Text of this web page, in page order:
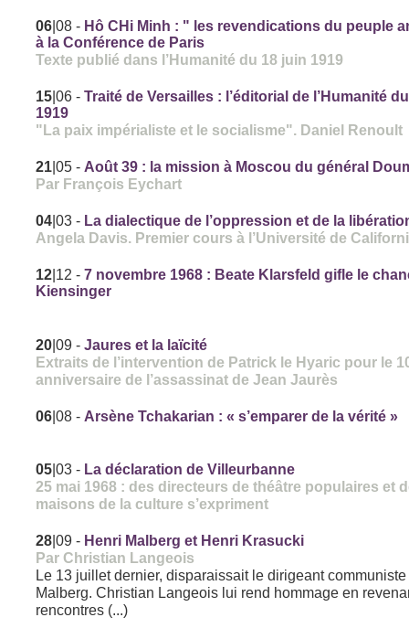
06 |08 - Hô CHi Minh : " les revendications du peuple
à la Conférence de Paris
Texte publié dans l’Humanité du 18 juin 1919
15 |06 -Traité de Versailles : l’éditorial de l’Humanité
1919
"La paix impérialiste et le socialisme". Daniel Renoult
21 |05 - Août 39 : la mission à Moscou du général
Par François Eychart
04 |03 - La dialectique de l’oppression et de la
Angela Davis. Premier cours à l’Université de
12 |12 -7 novembre 1968 : Beate Klarsfeld gifle le
Kiensinger
20 |09 -Jaures et la laïcité
Extraits de l’intervention de Patrick le Hyaric pour le
anniversaire de l’assassinat de Jean Jaurès
06 |08 - Arsène Tchakarian : « s’emparer de la vérité »
05 |03 - La déclaration de Villeurbanne
25 mai 1968 : des directeurs de théâtre populaires et
maisons de la culture s’expriment
28 |09 - Henri Malberg et Henri Krasucki
Par Christian Langeois
Le 13 juillet dernier, disparaissait le dirigeant
Malberg. Christian Langeois lui rend hommage en
rencontres (...)